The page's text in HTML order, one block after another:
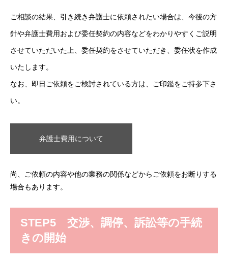
ご相談の結果、引き続き弁護士に依頼されたい場合は、今後の方
針や弁護士費用および委任契約の内容などをわかりやすくご説明
させていただいた上、委任契約をさせていただき、委任状を作成
いたします。
なお、即日ご依頼をご検討されている方は、ご印鑑をご持参下さ
い。
弁護士費用について
尚、ご依頼の内容や他の業務の関係などからご依頼をお断りする
場合もあります。
STEP5 交渉、調停、訴訟等の手続
きの開始